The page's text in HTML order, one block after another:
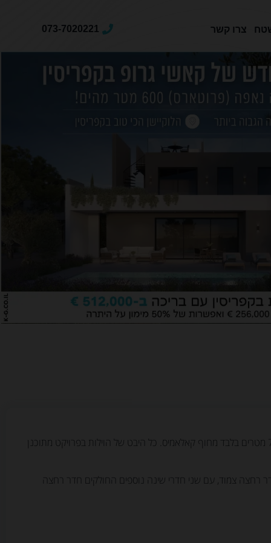
צרו קשר 073-7020221
פרויקט וילות מדהים בפרנרה, כל וילה בפרויקט יפהפייה ומודרנית, הפרויקט במיקום שקט ונעים וממש קרוב לאזור התיירות הראשי, במרחק של 700 מטרים בלבד מחוף קאלאמיס. כל היבט של הוילות בפרויקט מתוכנן
רחצה צמוד, עם שני חדרי שינה נוספים החולקים חדר רחצה